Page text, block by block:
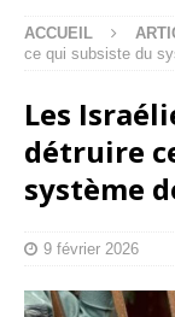
ACCUEIL
ce qui subsiste du
Les
détruire
système
9 février 2026